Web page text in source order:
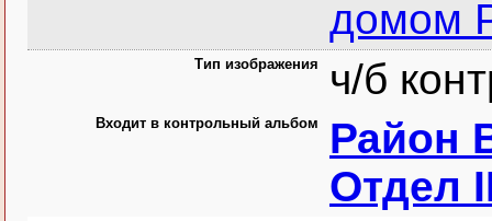
домом
Тип изображения ч/б
Входит в контрольный альбом
Район
Отдел